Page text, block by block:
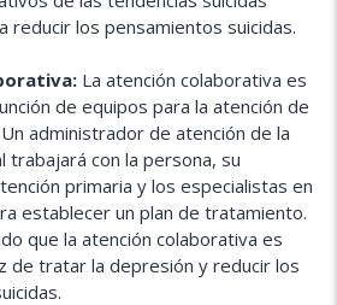
reducir los pensamientos suicidas.
La atención colaborativa es
de equipos para la atención de
administrador de atención de la
trabajará con la persona, su
primaria y los especialistas en
establecer un plan de tratamiento.
que la atención colaborativa es
de tratar la depresión y reducir los